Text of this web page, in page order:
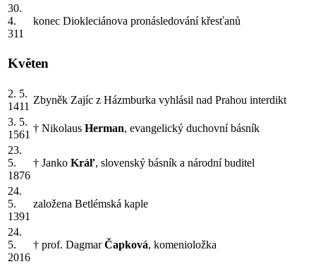
30.
4.
311
konec Diokleciánova pronásledování křesťanů
Květen
2. 5.
1411
Zbyněk Zajíc z Házmburka vyhlásil nad Prahou interdikt
3. 5.
1561
† Nikolaus Herman, evangelický duchovní básník
23.
5.
1876
† Janko Kráľ, slovenský básník a národní buditel
24.
5.
1391
založena Betlémská kaple
24.
5.
2016
† prof. DagmarČapková, komenioložka